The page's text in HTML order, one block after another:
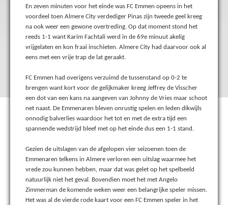
En zeven minuten voor het einde was FC Emmen opeens in het
voordeel toen Almere City verdediger Pinas zijn tweede geel kreeg
na ook weer een gewone overtreding. Op dat moment stond het
reeds 1-1 want Karim Fachtali werd in de 69e minuut akelig
vrijgelaten en kon fraai inschieten. Almere City had daarvoor ook al
eens met een vrije trap de lat geraakt.
FC Emmen had overigens verzuimd de tussenstand op 0-2 te
brengen want kort voor de gelijkmaker kreeg Jeffrey de Visscher
een dot van een kans na aangeven van Johnny de Vries maar schoot
net naast. De Emmenaren bleven onrustig spelen en leden dikwijls
onnodig balverlies waardoor het tot en met de extra tijd een
spannende wedstrijd bleef met op het einde dus een 1-1 stand.
Gezien de uitslagen van de afgelopen vier seizoenen toen de
Emmenaren telkens in Almere verloren een uitslag waarmee het
vrede zou kunnen hebben, maar dat was gelet op het spelbeeld
natuurlijk niet het geval. Bovendien moet het met Angelo
Zimmerman de komende weken weer een belangrijke speler missen.
Het was al de vierde rode kaart voor een FC Emmen speler in het